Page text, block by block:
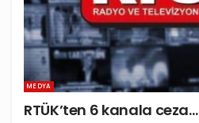
MEDYA
RTÜK’ten 6 kanala ceza…